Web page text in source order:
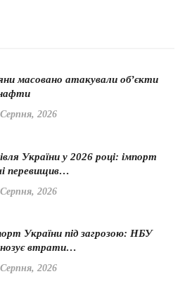
масовано атакували об’єкти
2026
України у 2026 році: імпорт
перевищив…
2026
України під загрозою: НБУ
втрати…
2026